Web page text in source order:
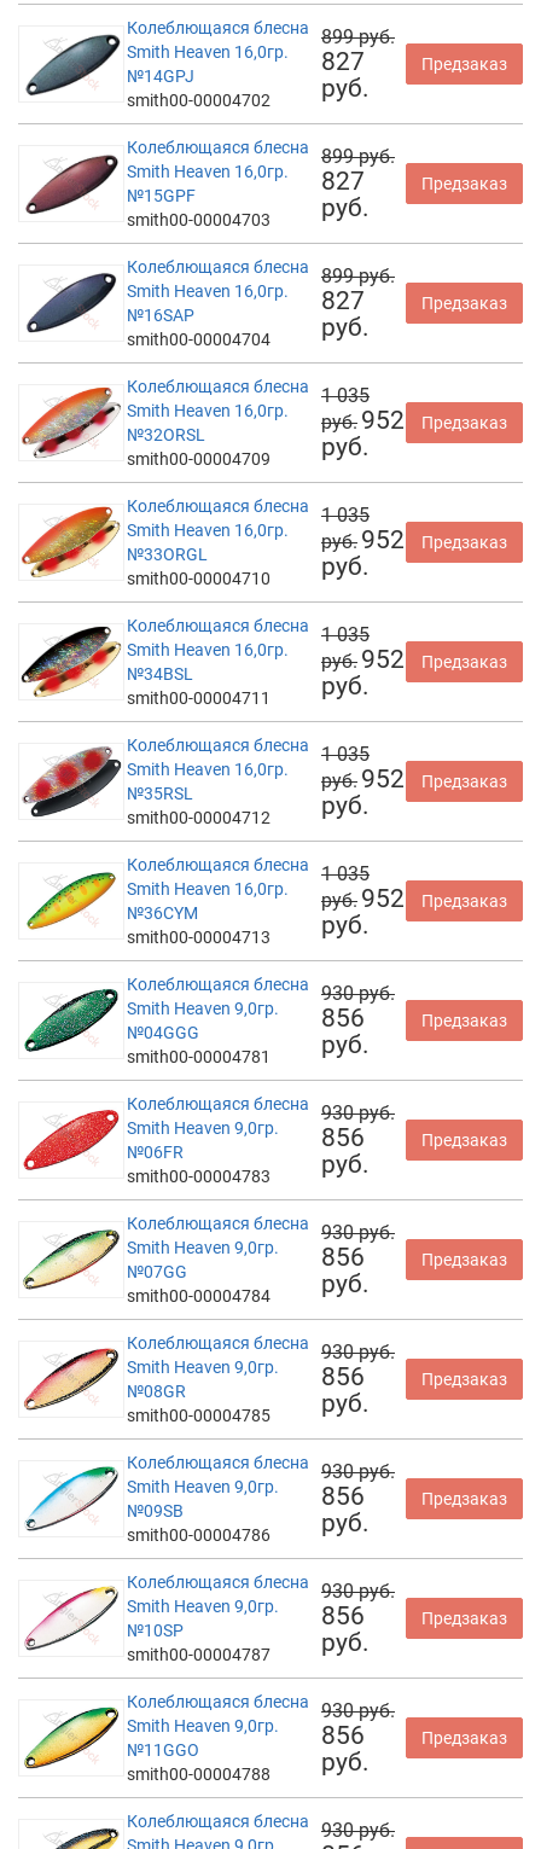
Колеблющаяся блесна
Smith Heaven 16,0гр.
№14GPJ
smith00-00004702
899 руб.
827
руб.
Предзаказ
Колеблющаяся блесна
Smith Heaven 16,0гр.
№15GPF
smith00-00004703
899 руб.
827
руб.
Предзаказ
Колеблющаяся блесна
Smith Heaven 16,0гр.
№16SAP
smith00-00004704
899 руб.
827
руб.
Предзаказ
Колеблющаяся блесна
Smith Heaven 16,0гр.
№32ORSL
smith00-00004709
1 035
руб. 952
руб.
Предзаказ
Колеблющаяся блесна
Smith Heaven 16,0гр.
№33ORGL
smith00-00004710
1 035
руб. 952
руб.
Предзаказ
Колеблющаяся блесна
Smith Heaven 16,0гр.
№34BSL
smith00-00004711
1 035
руб. 952
руб.
Предзаказ
Колеблющаяся блесна
Smith Heaven 16,0гр.
№35RSL
smith00-00004712
1 035
руб. 952
руб.
Предзаказ
Колеблющаяся блесна
Smith Heaven 16,0гр.
№36CYM
smith00-00004713
1 035
руб. 952
руб.
Предзаказ
Колеблющаяся блесна
Smith Heaven 9,0гр.
№04GGG
smith00-00004781
930 руб.
856
руб.
Предзаказ
Колеблющаяся блесна
Smith Heaven 9,0гр.
№06FR
smith00-00004783
930 руб.
856
руб.
Предзаказ
Колеблющаяся блесна
Smith Heaven 9,0гр.
№07GG
smith00-00004784
930 руб.
856
руб.
Предзаказ
Колеблющаяся блесна
Smith Heaven 9,0гр.
№08GR
smith00-00004785
930 руб.
856
руб.
Предзаказ
Колеблющаяся блесна
Smith Heaven 9,0гр.
№09SB
smith00-00004786
930 руб.
856
руб.
Предзаказ
Колеблющаяся блесна
Smith Heaven 9,0гр.
№10SP
smith00-00004787
930 руб.
856
руб.
Предзаказ
Колеблющаяся блесна
Smith Heaven 9,0гр.
№11GGO
smith00-00004788
930 руб.
856
руб.
Предзаказ
Колеблющаяся блесна
930 руб.